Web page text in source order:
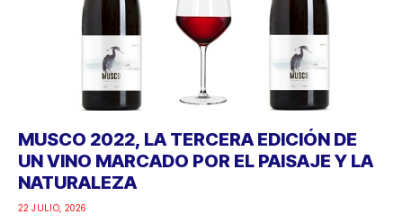
MUSCO 2022, LA TERCERA EDICIÓN DE
UN VINO MARCADO POR EL PAISAJE Y LA
NATURALEZA
22 JULIO, 2026